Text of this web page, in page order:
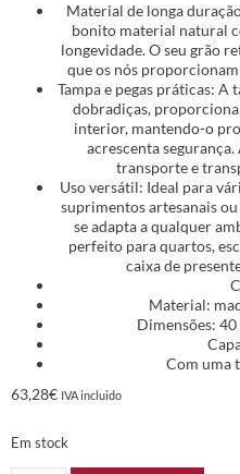
Material de longa
bonito material natural
longevidade. O seu grão
que os nós
Tampa e pegas práticas: A
dobradiças,
interior, mantendo-o
acrescenta
transporte e
Uso versátil: Ideal para
suprimentos artesanais
se adapta a qualquer
perfeito para quartos,
caixa de
Material:
Dimensões: 40
Com uma
63,28€ IVA incluido
Em stock